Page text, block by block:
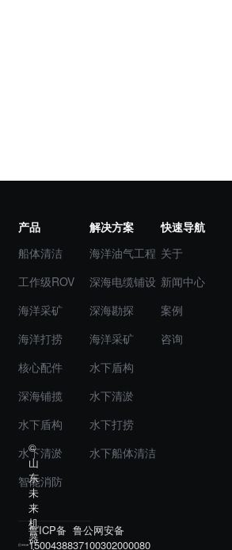
产品
船体清洁
工作级ROV
海洋采矿
海洋打捞
核心配件
深海铺揽
水下盾构
水下清淤
智能消防
解决方案
海洋油气工程
深海电缆铺设
深海勘探
海洋采矿
水下盾构
水下清淤
水下打捞
水下船体清洁
快速导航
关于
新闻中心
案例
咨询
©
山
东
未
来
机
器
鲁ICP备
15004388
鲁公网安备
37100302000080